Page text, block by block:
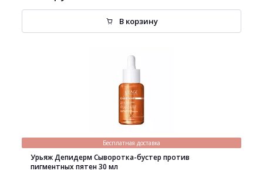
В корзину
Бесплатная доставка
Урьяж Депидерм Сыворотка-бустер против
пигментных пятен 30 мл